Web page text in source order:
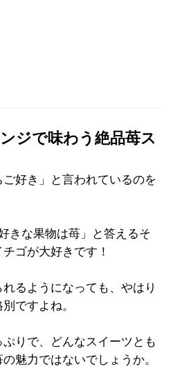
ジで味わう絶品苺ス
好き」と言われているのを
きな果物は苺」と答えるそ
ゴが大好きです！
るようになっても、やはり
ですよね。
りで、どんなスイーツとも
魅力ではないでしょうか。